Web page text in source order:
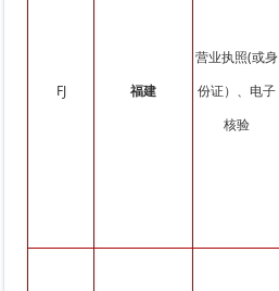
FJ 福建
营业执照(或身
份证）、电子
核验